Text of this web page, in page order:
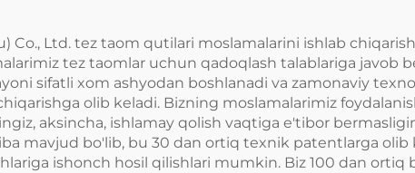
Co., Ltd. tez taom qutilari moslamalarini ishlab
tez taomlar uchun qadoqlash talablariga javob
sifatli xom ashyodan boshlanadi va zamonaviy
olib keladi. Bizning moslamalarimiz
aksincha, ishlamay qolish vaqtiga e'tibor
mavjud bo'lib, bu 30 dan ortiq texnik patentlarga
ishonch hosil qilishlari mumkin. Biz 100 dan